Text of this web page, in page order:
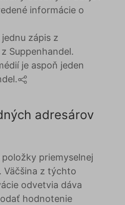
informácie o
zápis z
Suppenhandel.
je aspoň jeden
adresárov
priemyselnej
Väčšina z týchto
odvetvia dáva
hodnotenie